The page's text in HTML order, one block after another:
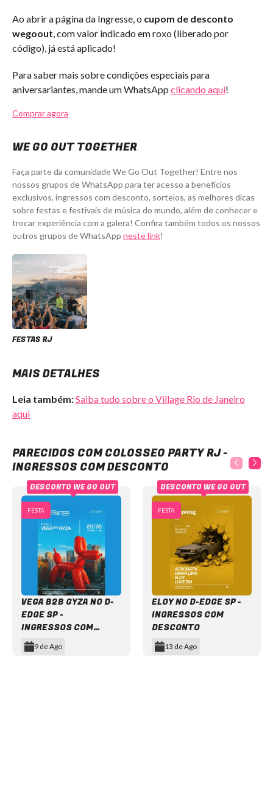
Ao abrir a página da Ingresse, o cupom de desconto
wegoout, com valor indicado em roxo (liberado por
código), já está aplicado!
Para saber mais sobre condições especiais para
aniversariantes, mande um WhatsApp clicando aqui!
Comprar agora
WE GO OUT TOGETHER
Faça parte da comunidade We Go Out Together! Entre nos
nossos grupos de WhatsApp para ter acesso a benefícios
exclusivos, ingressos com desconto, sorteios, as melhores dicas
sobre festas e festivais de música do mundo, além de conhecer e
trocar experiência com a galera! Confira também todos os nossos
outros grupos de WhatsApp neste link!
FESTAS RJ
MAIS DETALHES
Leia também:Saiba tudo sobre o Village Rio de Janeiro
aqui
PARECIDOS COM COLOSSEO PARTY RJ -
INGRESSOS COM DESCONTO
FESTA
VEGA B2B GYZA NO D-
EDGE SP -
INGRESSOS COM
DESCONTO
9 de Ago
DESCONTO WE GO OUT
FESTA
ELOY NO D-EDGE SP -
INGRESSOS COM
DESCONTO
13 de Ago
DESCONTO WE GO OUT